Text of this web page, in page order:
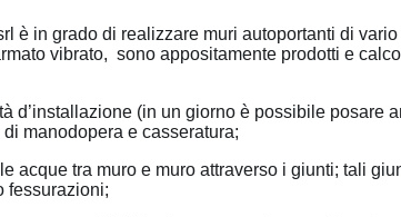
è in grado di realizzare muri autoportanti di
vibrato, sono appositamente prodotti e
d’installazione (in un giorno è possibile posare
manodopera e casseratura;
acque tra muro e muro attraverso i giunti; tali
fessurazioni;